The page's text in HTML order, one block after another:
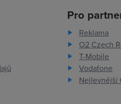
Pro
Reklama
O2 Czech
T-Mobile
Vodafone
Nejlevnější